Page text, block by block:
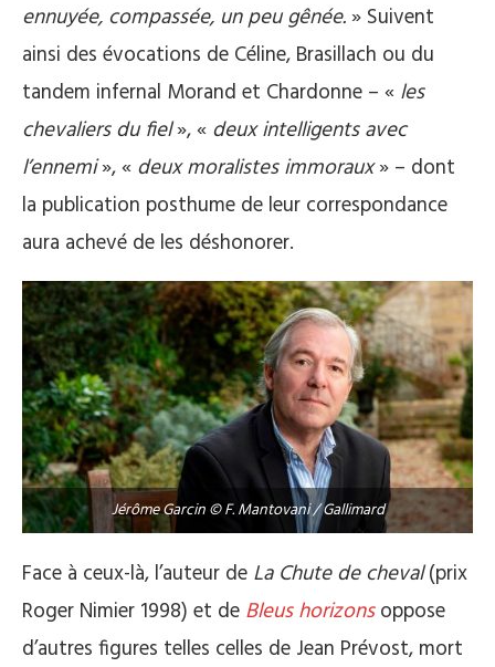
ennuyée, compassée, un peu gênée. » Suivent
ainsi des évocations de Céline, Brasillach ou du
tandem infernal Morand et Chardonne – « les
chevaliers du fiel», « deux intelligents avec
l’ennemi», « deux moralistes immoraux» – dont
la publication posthume de leur correspondance
aura achevé de les déshonorer.
Jérôme Garcin © F. Mantovani / Gallimard
Face à ceux-là, l’auteur de La Chute de cheval(prix
Roger Nimier 1998) et de Bleus horizonsoppose
d’autres figures telles celles de Jean Prévost, mort